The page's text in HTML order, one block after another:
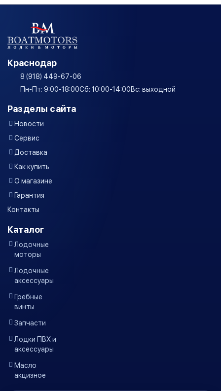
Краснодар
8 (918) 449-67-06
Пн-Пт: 9:00-18:00Сб: 10:00-14:00Вс: выходной
Разделы сайта
Новости
Сервис
Доставка
Как купить
О магазине
Гарантия
Контакты
Каталог
Лодочные
моторы
Лодочные
аксессуары
Гребные
винты
Запчасти
Лодки ПВХ и
аксессуары
Масло
акцизное